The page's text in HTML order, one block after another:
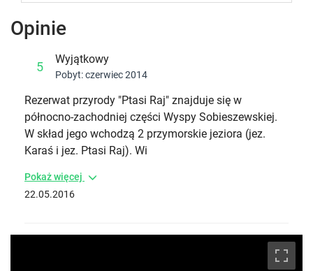
Opinie
5 Wyjątkowy
Pobyt: czerwiec 2014
Rezerwat przyrody "Ptasi Raj" znajduje się w
północno-zachodniej części Wyspy Sobieszewskiej.
W skład jego wchodzą 2 przymorskie jeziora (jez.
Karaś i jez. Ptasi Raj). Wi
Pokaż więcej
22.05.2016